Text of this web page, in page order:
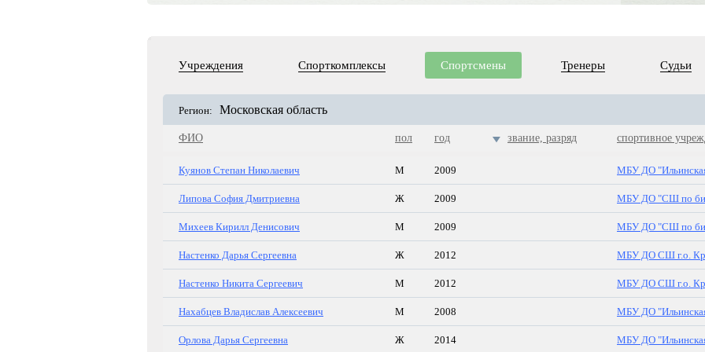
Учреждения Спорткомплексы Спортсмены Тренеры Судьи
Регион: Московская область
ФИО пол год звание, разряд спортивное
Куянов Степан Николаевич М 2009 МБУ ДО
Липова София Дмитриевна Ж 2009 МБУ ДО "СШ по
Михеев Кирилл Денисович М 2009 МБУ ДО "СШ по
Настенко Дарья Сергеевна Ж 2012 МБУ ДО СШ г.о.
Настенко Никита Сергеевич М 2012 МБУ ДО СШ г.о.
Нахабцев Владислав Алексеевич М 2008 МБУ ДО
Орлова Дарья Сергеевна Ж 2014 МБУ ДО